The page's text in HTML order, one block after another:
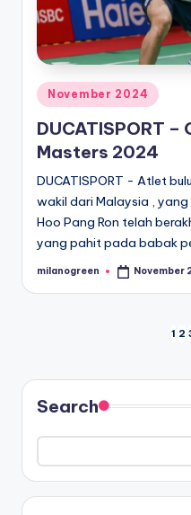
Posted
in
November 2024
DUCATISPORT
Masters 2024
DUCATISPORT - Atlet
wakil dari Malaysia , yang
Hoo Pang Ron telah
yang pahit pada babak
Posted
milanogreen November
pagination
1 2
Search